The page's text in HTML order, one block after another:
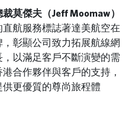
莫傑夫（Jeff Moomaw）
航服務標誌著達美航空在
彰顯公司致力拓展航線網
以滿足客戶不斷演變的需
合作夥伴與客戶的支持，
更優質的尊尚旅程體